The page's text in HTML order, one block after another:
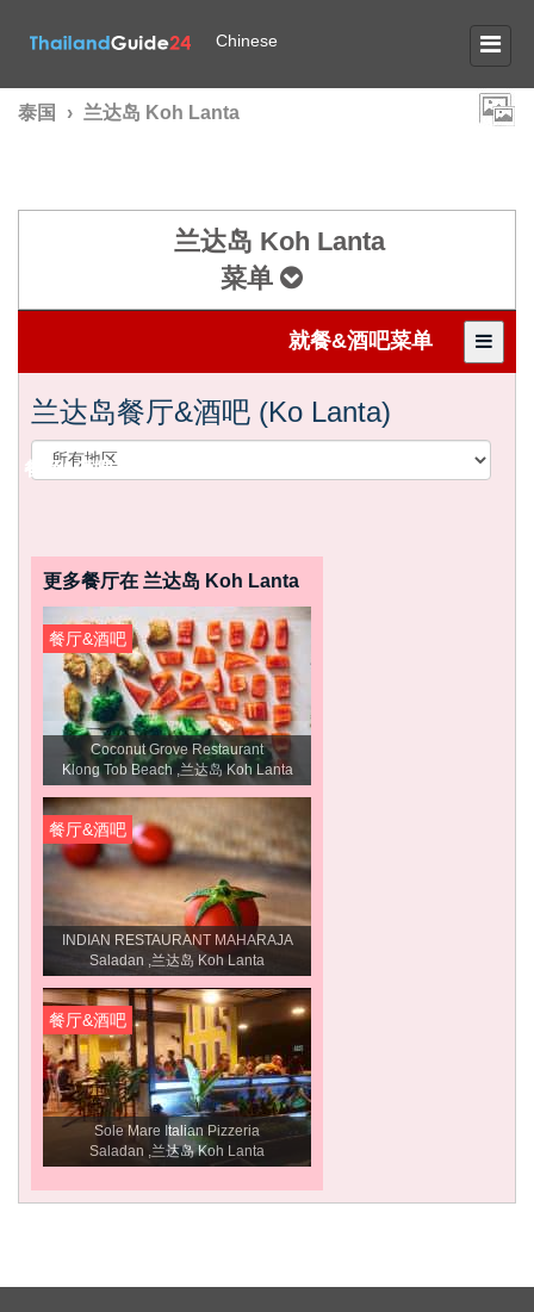
Chinese
泰国 › 兰达岛 Koh Lanta
兰达岛 Koh Lanta
菜单
餐厅&酒吧在
就餐&酒吧菜单
兰达岛餐厅&酒吧 (Ko Lanta)
更多餐厅在 兰达岛 Koh Lanta
餐厅&酒吧
Coconut Grove Restaurant
Klong Tob Beach ,兰达岛 Koh Lanta
餐厅&酒吧
INDIAN RESTAURANT MAHARAJA
Saladan ,兰达岛 Koh Lanta
餐厅&酒吧
Sole Mare Italian Pizzeria
Saladan ,兰达岛 Koh Lanta